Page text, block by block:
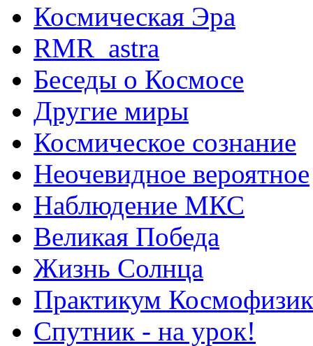
Космическая Эра
RMR_astra
Беседы о Космосе
Другие миры
Космическое сознание
Неочевидное вероятное
Наблюдение МКС
Великая Победа
Жизнь Солнца
Практикум
Спутник - на урок!